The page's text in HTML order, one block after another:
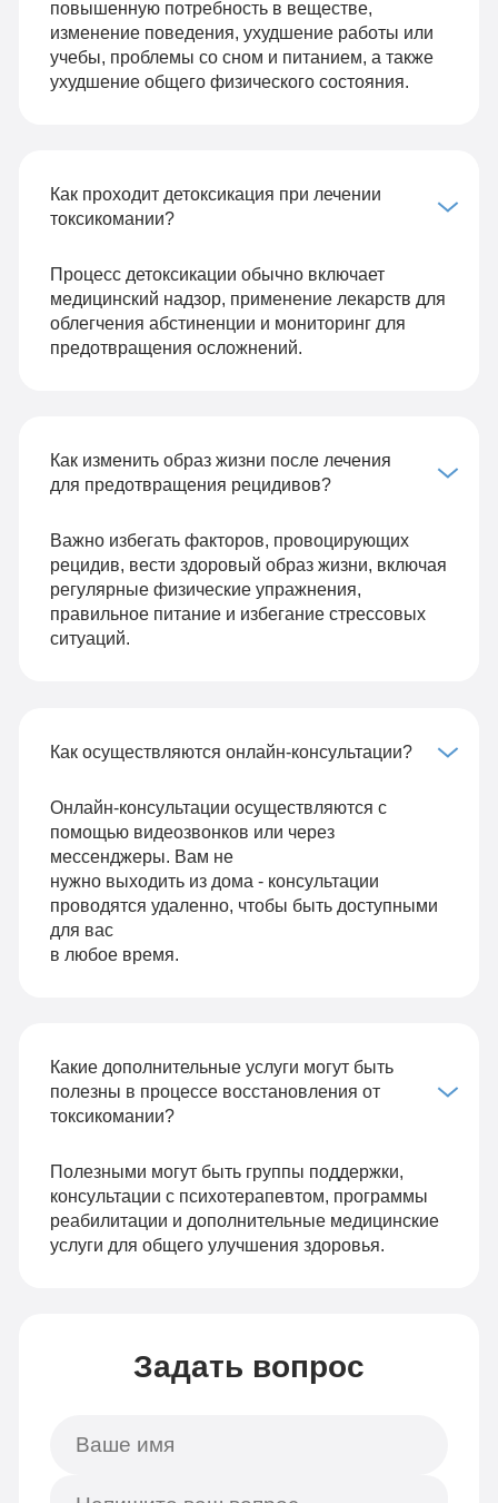
повышенную потребность в веществе,
изменение поведения, ухудшение работы или
учебы, проблемы со сном и питанием, а также
ухудшение общего физического состояния.
Как проходит детоксикация при лечении
токсикомании?
Процесс детоксикации обычно включает
медицинский надзор, применение лекарств для
облегчения абстиненции и мониторинг для
предотвращения осложнений.
Как изменить образ жизни после лечения
для предотвращения рецидивов?
Важно избегать факторов, провоцирующих
рецидив, вести здоровый образ жизни, включая
регулярные физические упражнения,
правильное питание и избегание стрессовых
ситуаций.
Как осуществляются онлайн-консультации?
Онлайн-консультации осуществляются с
помощью видеозвонков или через
мессенджеры. Вам не
нужно выходить из дома - консультации
проводятся удаленно, чтобы быть доступными
для вас
в любое время.
Какие дополнительные услуги могут быть
полезны в процессе восстановления от
токсикомании?
Полезными могут быть группы поддержки,
консультации с психотерапевтом, программы
реабилитации и дополнительные медицинские
услуги для общего улучшения здоровья.
Задать вопрос